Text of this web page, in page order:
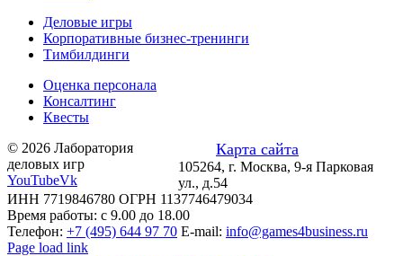
Деловые игры
Корпоративные бизнес-тренинги
Тимбилдинги
Оценка персонала
Консалтинг
Квесты
© 2026 Лаборатория
деловых игр
YouTubeVk
Карта сайта
105264, г. Москва, 9-я Парковая
ул., д.54
ИНН 7719846780 ОГРН 1137746479034
Время работы: с 9.00 до 18.00
Телефон: +7 (495) 644 97 70 E-mail: info@games4business.ru
Page load link